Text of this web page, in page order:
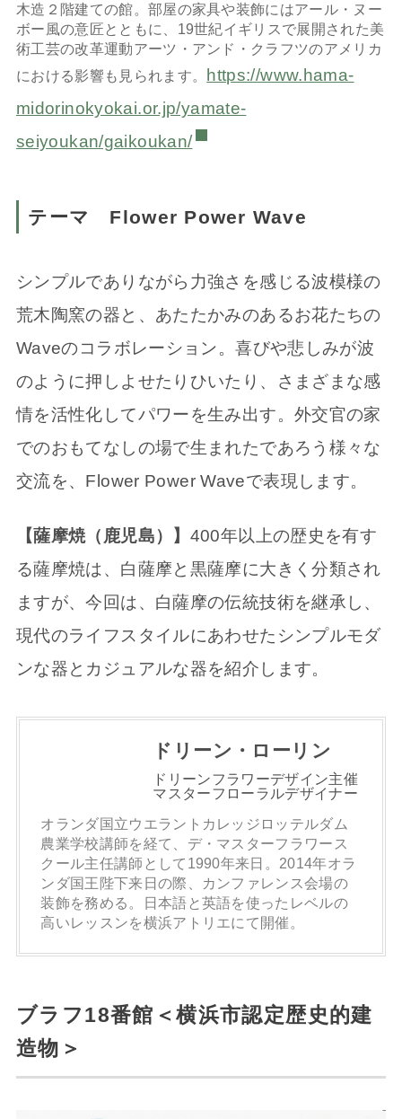
木造２階建ての館。部屋の家具や装飾にはアール・ヌー
ボー風の意匠とともに、19世紀イギリスで展開された美
術工芸の改革運動アーツ・アンド・クラフツのアメリカ
における影響も見られます。
https://www.hama-
midorinokyokai.or.jp/yamate-
seiyoukan/gaikoukan/
テーマ Flower Power Wave
シンプルでありながら力強さを感じる波模様の
荒木陶窯の器と、あたたかみのあるお花たちの
Waveのコラボレーション。喜びや悲しみが波
のように押しよせたりひいたり、さまざまな感
情を活性化してパワーを生み出す。外交官の家
でのおもてなしの場で生まれたであろう様々な
交流を、Flower Power Waveで表現します。
【薩摩焼（鹿児島）】 400年以上の歴史を有す
る薩摩焼は、白薩摩と黒薩摩に大きく分類され
ますが、今回は、白薩摩の伝統技術を継承し、
現代のライフスタイルにあわせたシンプルモダ
ンな器とカジュアルな器を紹介します。
ドリーン・ローリン
ドリーンフラワーデザイン主催
マスターフローラルデザイナー
オランダ国立ウエラントカレッジロッテルダム
農業学校講師を経て、デ・マスターフラワース
クール主任講師として1990年来日。2014年オラ
ンダ国王陛下来日の際、カンファレンス会場の
装飾を務める。日本語と英語を使ったレベルの
高いレッスンを横浜アトリエにて開催。
ブラフ18番館＜横浜市認定歴史的建
造物＞